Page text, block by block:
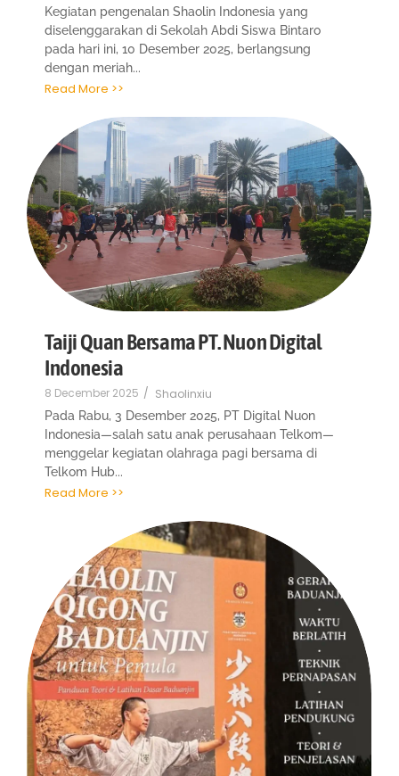
Kegiatan pengenalan Shaolin Indonesia yang
diselenggarakan di Sekolah Abdi Siswa Bintaro
pada hari ini, 10 Desember 2025, berlangsung
dengan meriah...
Read More >>
Taiji Quan Bersama PT. Nuon Digital
Indonesia
8 December 2025 / Shaolinxiu
Pada Rabu, 3 Desember 2025, PT Digital Nuon
Indonesia—salah satu anak perusahaan Telkom—
menggelar kegiatan olahraga pagi bersama di
Telkom Hub...
Read More >>